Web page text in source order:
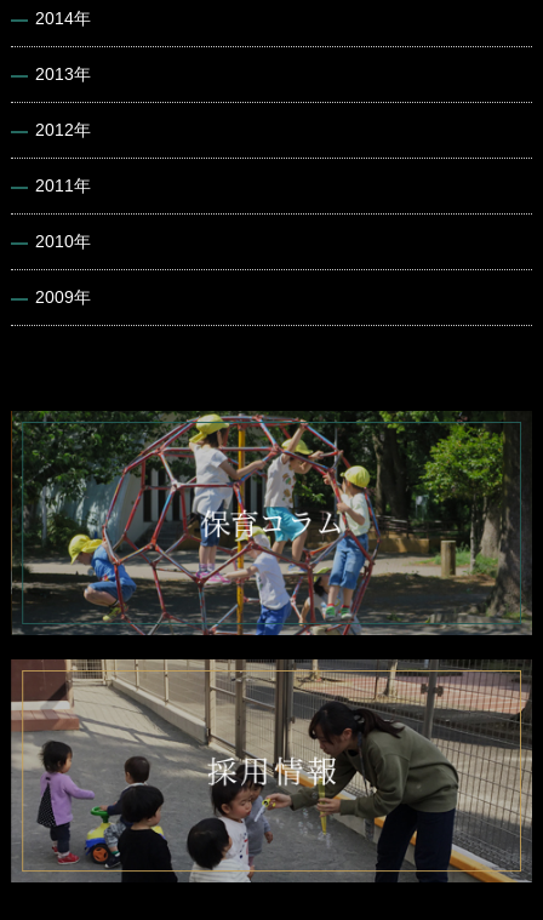
2014年
2013年
2012年
2011年
2010年
2009年